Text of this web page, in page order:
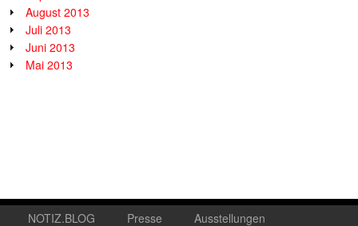
August 2013
Juli 2013
Juni 2013
Mai 2013
NOTIZ.BLOG Presse Ausstellungen